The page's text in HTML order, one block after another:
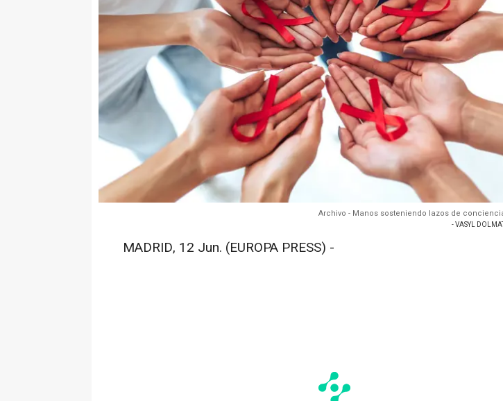
Archivo - Manos sosteniendo lazos de
- VASYL
MADRID, 12 Jun. (EUROPA PRESS) -